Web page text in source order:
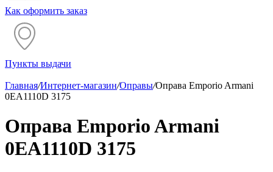
Как оформить заказ
Пункты выдачи
Главная/Интернет-магазин/Оправы/Оправа Emporio Armani
0EA1110D 3175
Оправа Emporio Armani
0EA1110D 3175